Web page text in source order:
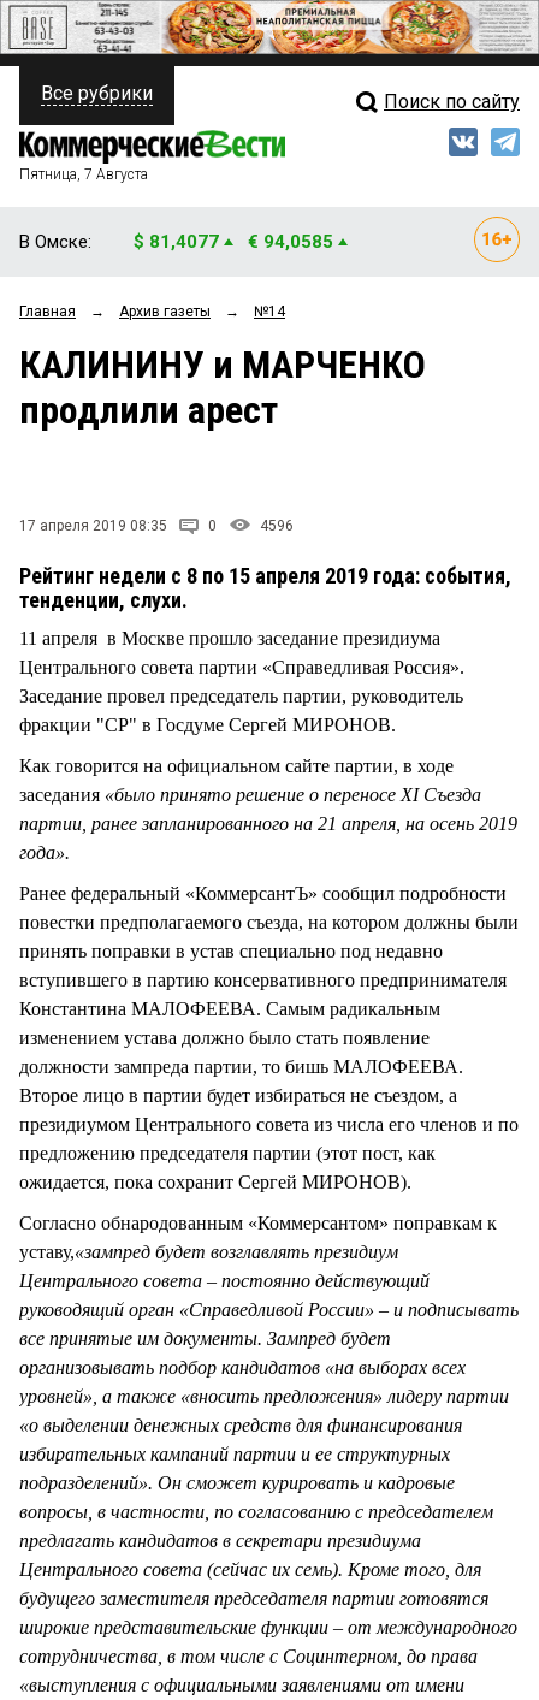
ПОЛИТИКА
ФИНАНСЫ
ОБЩЕСТВО
ЗАКОН
НОВОСТИ КОМПАНИЙ
СТИЛЬ ЖИЗНИ
Свежий выпуск
Рейтинги
Все рубрики Поиск по сайту
Пятница, 7 Августа
В Омске: $ 81,4077 € 94,0585
Главная → Архив газеты → №14
КАЛИНИНУ и МАРЧЕНКО
продлили арест
17 апреля 2019 08:35 0 4596
Рейтинг недели с 8 по 15 апреля 2019 года: события,
тенденции, слухи.
11 апреля в Москве прошло заседание президиума
Центрального совета партии «Справедливая Россия».
Заседание провел председатель партии, руководитель
фракции "СР" в Госдуме Сергей МИРОНОВ.
Как говорится на официальном сайте партии, в ходе
заседания «было принято решение о переносе XI Съезда
партии, ранее запланированного на 21 апреля, на осень 2019
года».
Ранее федеральный «КоммерсантЪ» сообщил подробности
повестки предполагаемого съезда, на котором должны были
принять поправки в устав специально под недавно
вступившего в партию консервативного предпринимателя
Константина МАЛОФЕЕВА. Самым радикальным
изменением устава должно было стать появление
должности зампреда партии, то бишь МАЛОФЕЕВА.
Второе лицо в партии будет избираться не съездом, а
президиумом Центрального совета из числа его членов и по
предложению председателя партии (этот пост, как
ожидается, пока сохранит Сергей МИРОНОВ).
Согласно обнародованным «Коммерсантом» поправкам к
уставу,«зампред будет возглавлять президиум
Центрального совета – постоянно действующий
руководящий орган «Справедливой России» – и подписывать
все принятые им документы. Зампред будет
организовывать подбор кандидатов «на выборах всех
уровней», а также «вносить предложения» лидеру партии
«о выделении денежных средств для финансирования
избирательных кампаний партии и ее структурных
подразделений». Он сможет курировать и кадровые
вопросы, в частности, по согласованию с председателем
предлагать кандидатов в секретари президиума
Центрального совета (сейчас их семь). Кроме того, для
будущего заместителя председателя партии готовятся
широкие представительские функции – от международного
сотрудничества, в том числе с Социнтерном, до права
«выступления с официальными заявлениями от имени